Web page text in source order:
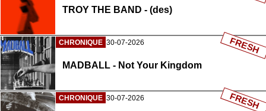
TROY THE BAND - (des)
CHRONIQUE 30-07-2026
MADBALL - Not Your Kingdom
FRESH
CHRONIQUE 30-07-2026 FRESH